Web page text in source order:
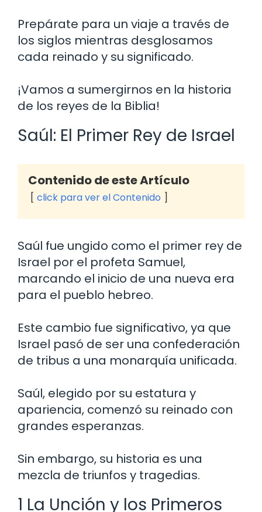
Prepárate para un viaje a través de
los siglos mientras desglosamos
cada reinado y su significado.
¡Vamos a sumergirnos en la historia
de los reyes de la Biblia!
Saúl: El Primer Rey de Israel
Contenido de este Artículo
click para ver el Contenido
Saúl fue ungido como el primer rey de
Israel por el profeta Samuel,
marcando el inicio de una nueva era
para el pueblo hebreo.
Este cambio fue significativo, ya que
Israel pasó de ser una confederación
de tribus a una monarquía unificada.
Saúl, elegido por su estatura y
apariencia, comenzó su reinado con
grandes esperanzas.
Sin embargo, su historia es una
mezcla de triunfos y tragedias.
1 La Unción y los Primeros